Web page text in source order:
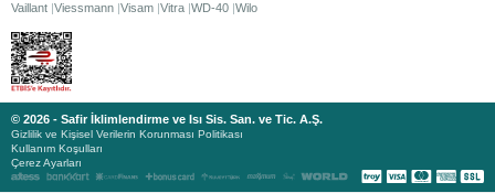
Vaillant Viessmann Visam Vitra WD-40 Wilo
© 2026 - Safir İklimlendirme ve Isı Sis. San. ve Tic. A.Ş.
Gizlilik ve Kişisel Verilerin Korunması Politikası
Kullanım Koşulları
Çerez Ayarları